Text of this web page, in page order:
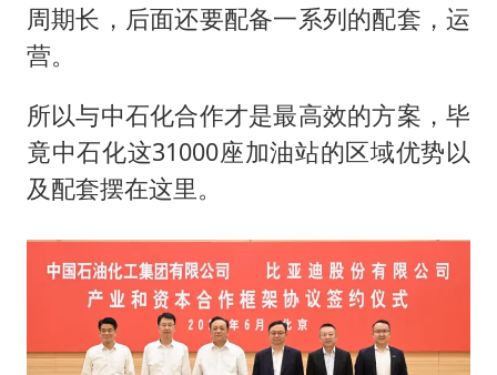
周期长，后面还要配备一系列的配套，运
营。
所以与中石化合作才是最高效的方案，毕
竟中石化这31000座加油站的区域优势以
及配套摆在这里。